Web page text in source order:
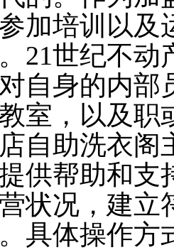
加培训以及
21世纪不
自身的内部
室，以及职
自助洗衣阁
供帮助和支
状况，建立
具体操作方